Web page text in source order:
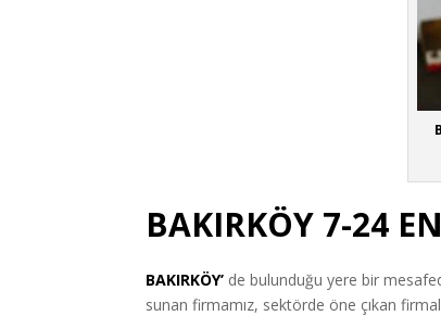
BAKIRKÖY 7-24
BAKIRKÖY’ de bulunduğu yere bir
sunan firmamız, sektörde öne çıkan